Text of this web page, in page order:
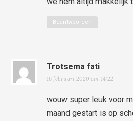
Beantwoorden
Trotsema fati
16 februari 2020 om 14:22
wouw super leuk voor
maand gestart is op